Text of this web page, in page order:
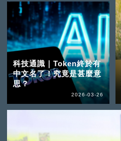
科技通識｜Token終於有
中文名了！究竟是甚麼意
思？
2026-03-26